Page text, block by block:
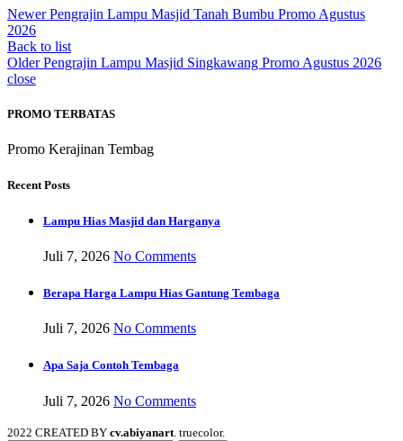
Newer Pengrajin Lampu Masjid Tanah Bumbu Promo Agustus
2026
Back to list
Older Pengrajin Lampu Masjid Singkawang Promo Agustus 2026
close
PROMO TERBATAS
Promo Kerajinan Tembag
Recent Posts
Lampu Hias Masjid dan Harganya
Juli 7, 2026 No Comments
Berapa Harga Lampu Hias Gantung Tembaga
Juli 7, 2026 No Comments
Apa Saja Contoh Tembaga
Juli 7, 2026 No Comments
2022 CREATED BY cv.abiyanart . truecolor.